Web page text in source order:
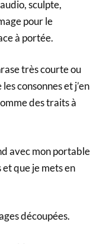
sculpte,
pour le
à portée.
très courte ou
consonnes et j’en
des traits à
avec mon portable
que je mets en
découpées.